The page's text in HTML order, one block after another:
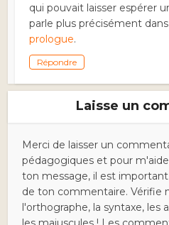
qui pouvait laisser espérer
parle plus précisément
prologue.
Répondre
Laisse un
Merci de laisser un
pédagogiques et pour
ton message, il est
de ton commentaire. Vérifie
l'orthographe, la syntaxe, les